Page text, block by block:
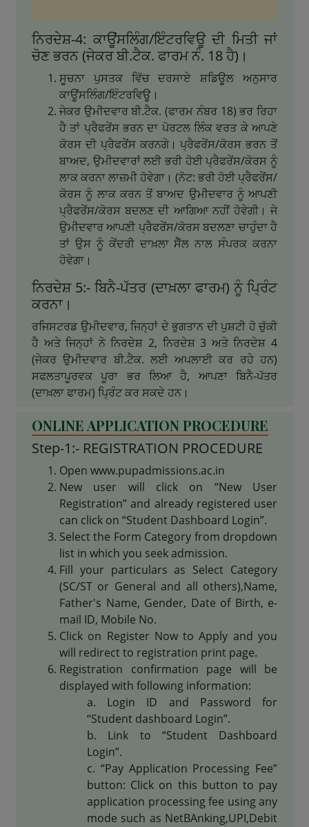
ਨਿਰਦੇਸ਼-4: ਕਾਊਂਸਲਿੰਗ/ਇੰਟਰਵਿਊ ਦੀ ਮਿਤੀ ਜਾਂ
ਚੋਣ ਭਰਨ (ਜੇਕਰ ਬੀ.ਟੈਕ. ਫਾਰਮ ਨੰ. 18 ਹੈ)।
ਸੂਚਨਾ ਪੁਸਤਕ ਵਿੱਚ ਦਰਸਾਏ ਸ਼ਡਿਊਲ ਅਨੁਸਾਰ
ਕਾਊਂਸਲਿੰਗ/ਇੰਟਰਵਿਊ।
ਜੇਕਰ ਉਮੀਦਵਾਰ ਬੀ.ਟੈਕ. (ਫਾਰਮ ਨੰਬਰ 18) ਭਰ ਰਿਹਾ
ਹੈ ਤਾਂ ਪ੍ਰੈਫਰੇਂਸ ਭਰਨ ਦਾ ਪੋਰਟਲ ਲਿੰਕ ਵਰਤ ਕੇ ਆਪਣੇ
ਕੋਰਸ ਦੀ ਪ੍ਰੈਫਰੇਂਸ ਕਰਨਗੇ। ਪ੍ਰੈਫਰੇਂਸ/ਕੋਰਸ ਭਰਨ ਤੋਂ
ਬਾਅਦ, ਉਮੀਦਵਾਰਾਂ ਲਈ ਭਰੀ ਹੋਈ ਪ੍ਰੈਫਰੇਂਸ/ਕੋਰਸ ਨੂੰ
ਲਾਕ ਕਰਨਾ ਲਾਜ਼ਮੀ ਹੋਵੇਗਾ। (ਨੋਟ: ਭਰੀ ਹੋਈ ਪ੍ਰੈਫਰੇਂਸ/
ਕੋਰਸ ਨੂੰ ਲਾਕ ਕਰਨ ਤੋਂ ਬਾਅਦ ਉਮੀਦਵਾਰ ਨੂੰ ਆਪਣੀ
ਪ੍ਰੈਫਰੇਂਸ/ਕੋਰਸ ਬਦਲਣ ਦੀ ਆਗਿਆ ਨਹੀਂ ਹੋਵੇਗੀ। ਜੇ
ਉਮੀਦਵਾਰ ਆਪਣੀ ਪ੍ਰੈਫਰੇਂਸ/ਕੋਰਸ ਬਦਲਣਾ ਚਾਹੁੰਦਾ ਹੈ
ਤਾਂ ਉਸ ਨੂੰ ਕੇਂਦਰੀ ਦਾਖ਼ਲਾ ਸੈੱਲ ਨਾਲ ਸੰਪਰਕ ਕਰਨਾ
ਹੋਵੇਗਾ।
ਨਿਰਦੇਸ਼ 5:- ਬਿਨੈ-ਪੱਤਰ (ਦਾਖ਼ਲਾ ਫਾਰਮ) ਨੂੰ ਪ੍ਰਿੰਟ
ਕਰਨਾ।
ਰਜਿਸਟਰਡ ਉਮੀਦਵਾਰ, ਜਿਨ੍ਹਾਂ ਦੇ ਭੁਗਤਾਨ ਦੀ ਪੁਸ਼ਟੀ ਹੋ ਚੁੱਕੀ
ਹੈ ਅਤੇ ਜਿਨ੍ਹਾਂ ਨੇ ਨਿਰਦੇਸ਼ 2, ਨਿਰਦੇਸ਼ 3 ਅਤੇ ਨਿਰਦੇਸ਼ 4
(ਜੇਕਰ ਉਮੀਦਵਾਰ ਬੀ.ਟੈਕ. ਲਈ ਅਪਲਾਈ ਕਰ ਰਹੇ ਹਨ)
ਸਫਲਤਾਪੂਰਵਕ ਪੂਰਾ ਭਰ ਲਿਆ ਹੈ, ਆਪਣਾ ਬਿਨੈ-ਪੱਤਰ
(ਦਾਖ਼ਲਾ ਫਾਰਮ) ਪ੍ਰਿੰਟ ਕਰ ਸਕਦੇ ਹਨ।
ONLINE APPLICATION PROCEDURE
Step-1:- REGISTRATION PROCEDURE
Open www.pupadmissions.ac.in
New user will click on “New User
Registration” and already registered user
can click on “Student Dashboard Login”.
Select the Form Category from dropdown
list in which you seek admission.
Fill your particulars as Select Category
(SC/ST or General and all others),Name,
Father's Name, Gender, Date of Birth, e-
mail ID, Mobile No.
Click on Register Now to Apply and you
will redirect to registration print page.
Registration confirmation page will be
displayed with following information:
Login ID and Password for
“Student dashboard Login”.
Link to “Student Dashboard
Login”.
“Pay Application Processing Fee”
button: Click on this button to pay
application processing fee using any
mode such as NetBAnking,UPI,Debit